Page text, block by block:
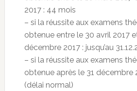
2017 : 44 mois
– si la réussite aux examens
obtenue entre le 30 avril 2017
décembre 2017 : jusqu’au
– si la réussite aux examens
obtenue après le 31 décembre
(délai normal)